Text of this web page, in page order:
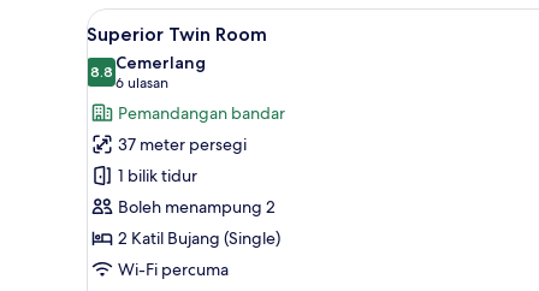
Room,
1
Katil
Raja
(King)
Lihat
semua
foto
untuk
Superior
Twin
Room
Peralatan tempat tidur
6
Superior Twin Room
8.88.8 daripada 10
Cemerlang
6 ulasan
(6
ulasan)
Pemandangan bandar
37 meter persegi
1 bilik tidur
Boleh menampung 2
2 Katil Bujang (Single)
Wi-Fi percuma